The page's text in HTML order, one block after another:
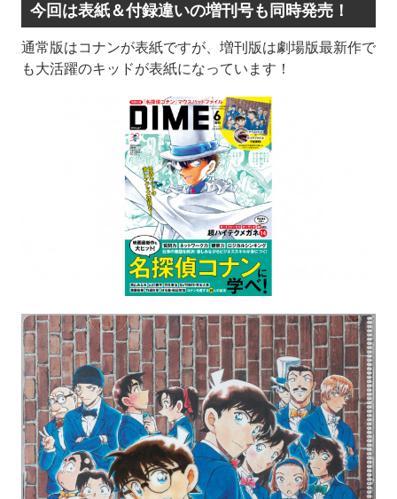
今回は表紙＆付録違いの増刊号も同時発売！
通常版はコナンが表紙ですが、増刊版は劇場版最新作で
も大活躍のキッドが表紙になっています！